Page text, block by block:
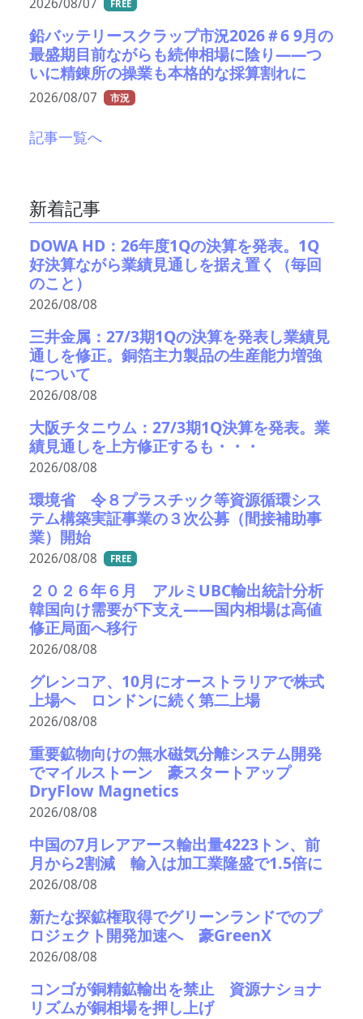
2026/08/07 FREE
鉛バッテリースクラップ市況2026＃6 9月の
最盛期目前ながらも続伸相場に陰り――つ
いに精錬所の操業も本格的な採算割れに
2026/08/07 市況
記事一覧へ
新着記事
DOWA HD：26年度1Qの決算を発表。1Q
好決算ながら業績見通しを据え置く（毎回
のこと）
2026/08/08
三井金属：27/3期1Qの決算を発表し業績見
通しを修正。銅箔主力製品の生産能力増強
について
2026/08/08
大阪チタニウム：27/3期1Q決算を発表。業
績見通しを上方修正するも・・・
2026/08/08
環境省 令８プラスチック等資源循環シス
テム構築実証事業の３次公募（間接補助事
業）開始
2026/08/08 FREE
２０２６年６月 アルミUBC輸出統計分析
韓国向け需要が下支え――国内相場は高値
修正局面へ移行
2026/08/08
グレンコア、10月にオーストラリアで株式
上場へ ロンドンに続く第二上場
2026/08/08
重要鉱物向けの無水磁気分離システム開発
でマイルストーン 豪スタートアップ
DryFlow Magnetics
2026/08/08
中国の7月レアアース輸出量4223トン、前
月から2割減 輸入は加工業隆盛で1.5倍に
2026/08/08
新たな探鉱権取得でグリーンランドでのプ
ロジェクト開発加速へ 豪GreenX
2026/08/08
コンゴが銅精鉱輸出を禁止 資源ナショナ
リズムが銅相場を押し上げ